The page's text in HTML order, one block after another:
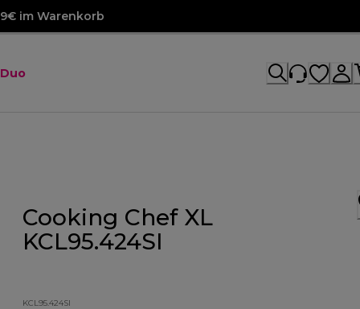
im Warenkorb
Cooking Chef XL
KCL95.424SI
KCL95.424SI